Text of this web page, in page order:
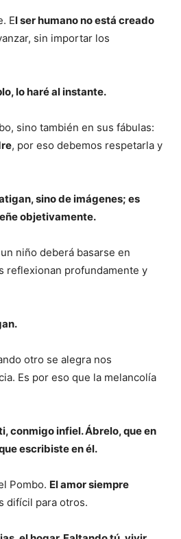
El ser humano no está creado
sin importar los
lo haré al instante.
sino también en sus fábulas:
, por eso debemos respetarla y
sino de imágenes; es
objetivamente.
niño deberá basarse en
reflexionan profundamente y
otro se alegra nos
Es por eso que la melancolía
conmigo infiel. Ábrelo, que en
escribiste en él.
Pombo. El amor siempre
difícil para otros.